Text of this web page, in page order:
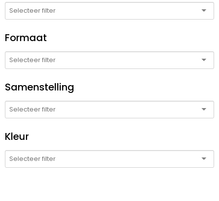
Formaat
Samenstelling
Kleur